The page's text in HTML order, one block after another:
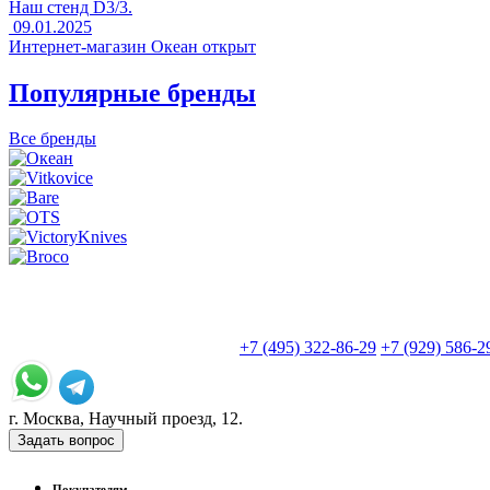
Наш стенд D3/3.
09.01.2025
Интернет-магазин Океан открыт
Популярные бренды
Все бренды
+7 (495) 322-86-29 +7 (929) 586-
г. Москва, Научный проезд, 12.
Задать вопрос